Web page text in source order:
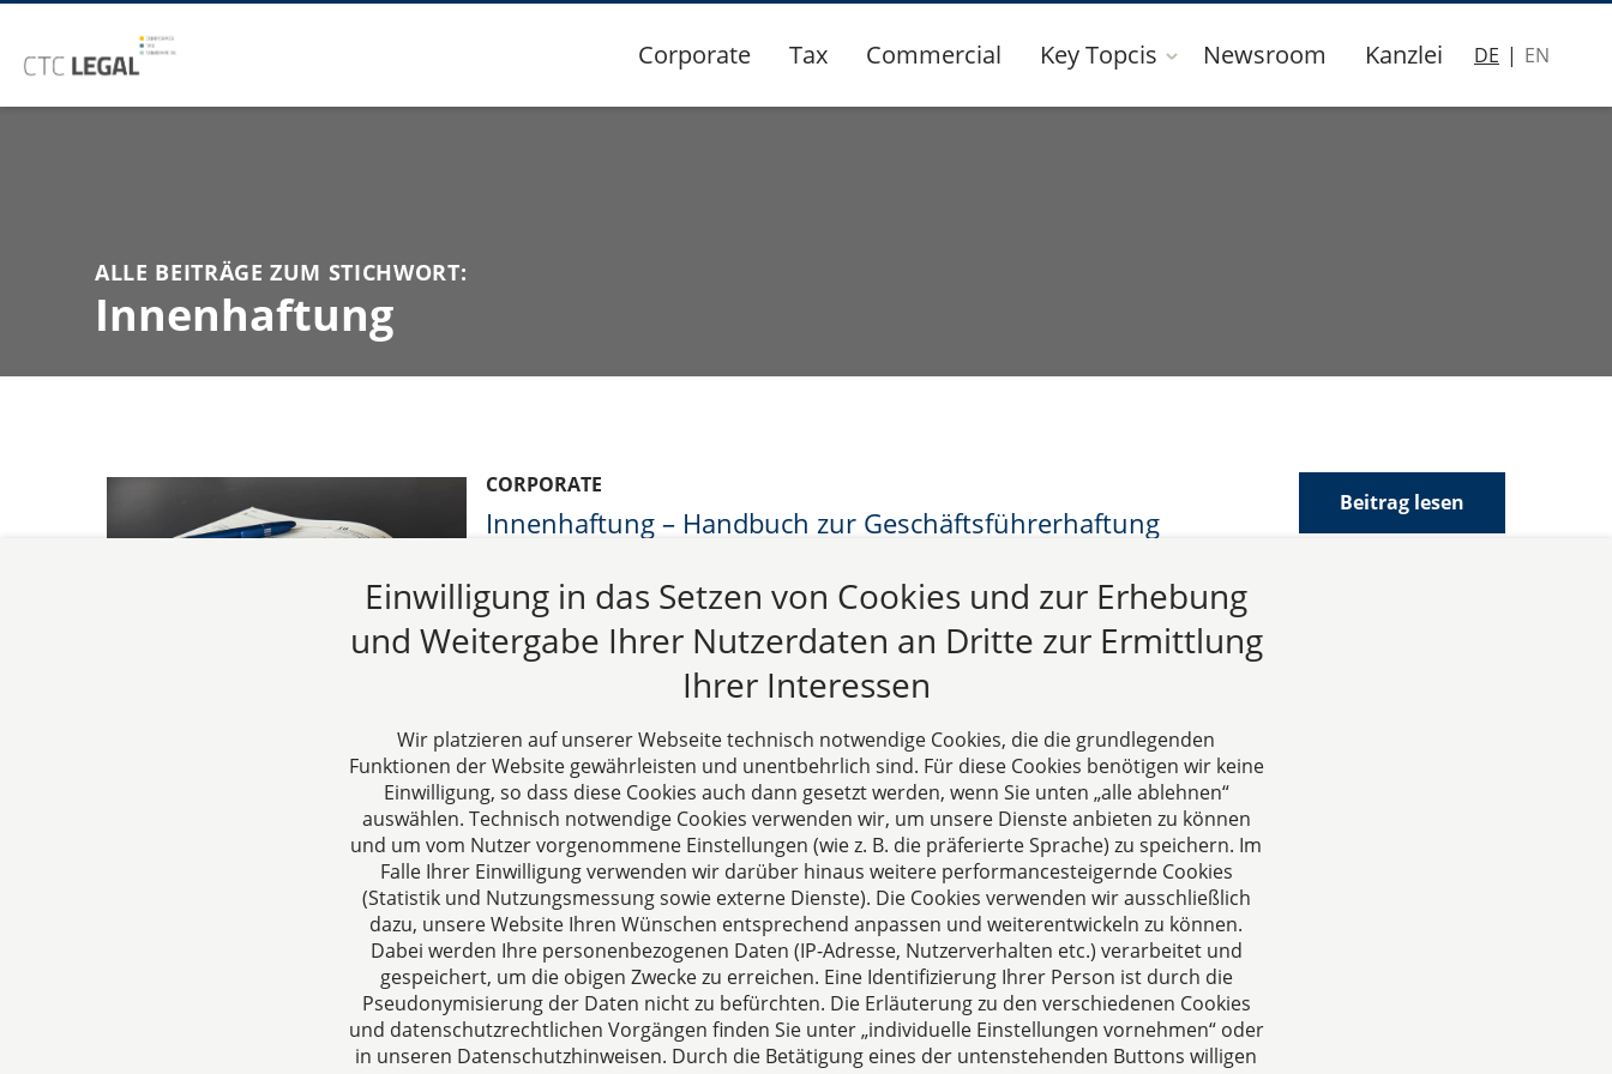
Corporate Tax Commercial Key Topcis Newsroom Kanzlei DE EN
ALLE BEITRÄGE ZUM STICHWORT:
Innenhaftung
CORPORATE
Innenhaftung – Handbuch zur Geschäftsführerhaftung
Geschäftsführung
24.09.2022
Beitrag lesen
Über uns
Ihre Ansprechpartner für Fragen
rund um Gesellschaftsrecht,
Steuergestaltung und Vertragsrecht.
Einwilligung in das Setzen von Cookies und zur Erhebung
und Weitergabe Ihrer Nutzerdaten an Dritte zur Ermittlung
Ihrer Interessen
Wir platzieren auf unserer Webseite technisch notwendige Cookies, die die grundlegenden
Funktionen der Website gewährleisten und unentbehrlich sind. Für diese Cookies benötigen wir keine
Einwilligung, so dass diese Cookies auch dann gesetzt werden, wenn Sie unten „alle ablehnen“
auswählen. Technisch notwendige Cookies verwenden wir, um unsere Dienste anbieten zu können
und um vom Nutzer vorgenommene Einstellungen (wie z. B. die präferierte Sprache) zu speichern. Im
Falle Ihrer Einwilligung verwenden wir darüber hinaus weitere performancesteigernde Cookies
(Statistik und Nutzungsmessung sowie externe Dienste). Die Cookies verwenden wir ausschließlich
dazu, unsere Website Ihren Wünschen entsprechend anpassen und weiterentwickeln zu können.
Dabei werden Ihre personenbezogenen Daten (IP-Adresse, Nutzerverhalten etc.) verarbeitet und
gespeichert, um die obigen Zwecke zu erreichen. Eine Identifizierung Ihrer Person ist durch die
Pseudonymisierung der Daten nicht zu befürchten. Die Erläuterung zu den verschiedenen Cookies
und datenschutzrechtlichen Vorgängen finden Sie unter „individuelle Einstellungen vornehmen“ oder
in unseren Datenschutzhinweisen. Durch die Betätigung eines der untenstehenden Buttons willigen